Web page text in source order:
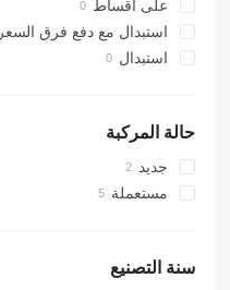
على أقساط
استبدال مع دفع فرق السعر
استبدال
حالة المركبة
جديد
مستعملة
سنة التصنيع